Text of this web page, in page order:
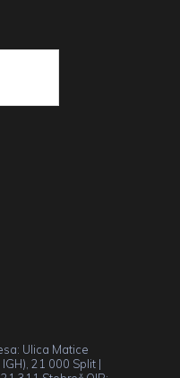
Ulica Matice
21 000 Split |